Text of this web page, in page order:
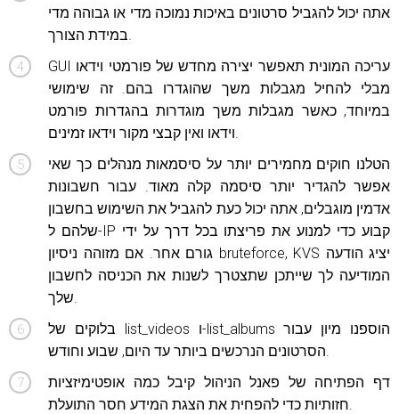
אתה יכול להגביל סרטונים באיכות נמוכה מדי או גבוהה מדי
במידת הצורך.
GUI עריכה המונית תאפשר יצירה מחדש של פורמטי וידאו
מבלי להחיל מגבלות משך שהוגדרו בהם. זה שימושי
במיוחד, כאשר מגבלות משך מוגדרות בהגדרות פורמט
וידאו ואין קבצי מקור וידאו זמינים.
הטלנו חוקים מחמירים יותר על סיסמאות מנהלים כך שאי
אפשר להגדיר יותר סיסמה קלה מאוד. עבור חשבונות
אדמין מוגבלים, אתה יכול כעת להגביל את השימוש בחשבון
שלהם ל-IP קבוע כדי למנוע את פריצתו בכל דרך על ידי
גורם אחר. אם מזוהה ניסיון bruteforce, KVS יציג הודעה
המודיעה לך שייתכן שתצטרך לשנות את הכניסה לחשבון
שלך.
בלוקים של list_videos ו-list_albums הוספנו מיון עבור
הסרטונים הנרכשים ביותר עד היום, שבוע וחודש.
דף הפתיחה של פאנל הניהול קיבל כמה אופטימיזציות
חזותיות כדי להפחית את הצגת המידע חסר התועלת.